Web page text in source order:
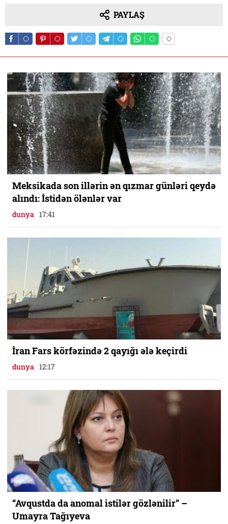
PAYLAŞ
Meksikada son illərin ən qızmar günləri qeydə
alındı: İstidən ölənlər var
dunya 17:41
İran Fars körfəzində 2 qayığı ələ keçirdi
dunya 12:17
“Avqustda da anomal istilər gözlənilir” –
Umayra Tağıyeva